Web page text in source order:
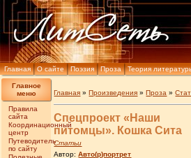
Главная О сайте Поэзия Проза Теория
Главное
меню
Правила
сайта
Координационный
центр
Путеводитель
по сайту
Главная »Произведения »Проза »
Спецпроект «Наши
питомцы». Кошка Сита
Статьи
Автор:Авто(р)портрет